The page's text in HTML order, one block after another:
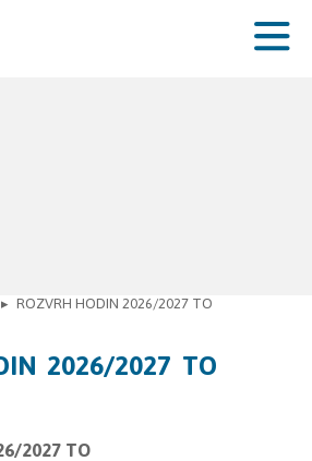
ROZVRH HODIN 2026/2027 TO
2026/2027 TO
2027 TO